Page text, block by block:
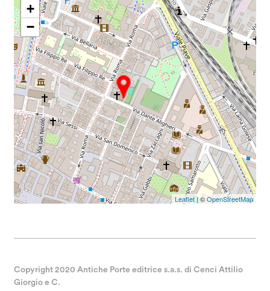
+
−
Leaflet| ©OpenStreetMap
Copyright 2020 Antiche Porte editrice s.a.s. di Cenci Attilio
Giorgio e C.